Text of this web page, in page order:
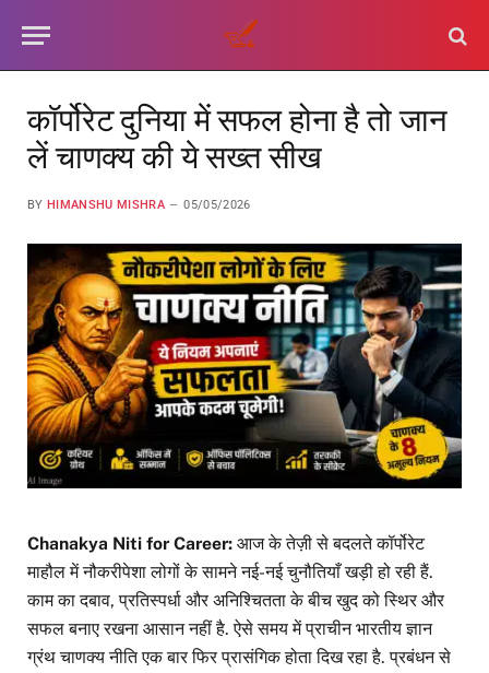
कॉर्पोरेट दुनिया में सफल होना है तो जान
लें चाणक्य की ये सख्त सीख
BY HIMANSHU MISHRA 05/05/2026
Chanakya Niti for Career: आज के तेज़ी से बदलते कॉर्पोरेट
माहौल में नौकरीपेशा लोगों के सामने नई-नई चुनौतियाँ खड़ी हो रही हैं.
काम का दबाव, प्रतिस्पर्धा और अनिश्चितता के बीच खुद को स्थिर और
सफल बनाए रखना आसान नहीं है. ऐसे समय में प्राचीन भारतीय ज्ञान
ग्रंथ चाणक्य नीति एक बार फिर प्रासंगिक होता दिख रहा है. प्रबंधन से